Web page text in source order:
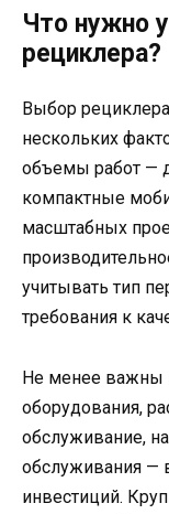
Что нужно
рециклера?
Выбор
нескольких
объемы работ —
компактные
масштабных
учитывать тип
требования к
Не менее важны
оборудования,
обслуживание,
обслуживания —
инвестиций.